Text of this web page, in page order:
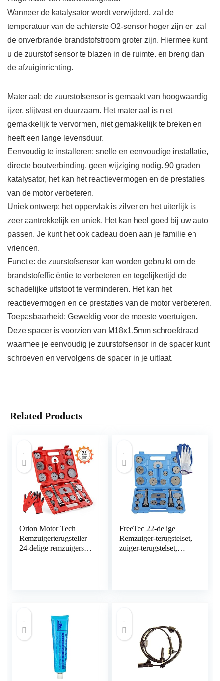
Wanneer de katalysator wordt verwijderd, zal de
temperatuur van de achterste O2-sensor hoger zijn en zal
de onverbrande brandstofstroom groter zijn. Hiermee kunt
u de zuurstof sensor te blazen in de ruimte, en breng dan
de afzuiginrichting.
Materiaal: de zuurstofsensor is gemaakt van hoogwaardig
ijzer, slijtvast en duurzaam. Het materiaal is niet
gemakkelijk te vervormen, niet gemakkelijk te breken en
heeft een lange levensduur.
Eenvoudig te installeren: snelle en eenvoudige installatie,
directe boutverbinding, geen wijziging nodig. 90 graden
katalysator, het kan het reactievermogen en de prestaties
van de motor verbeteren.
Uniek ontwerp: het oppervlak is zilver en het uiterlijk is
zeer aantrekkelijk en uniek. Het kan heel goed bij uw auto
passen. Je kunt het ook cadeau doen aan je familie en
vrienden.
Functie: de zuurstofsensor kan worden gebruikt om de
brandstofefficiëntie te verbeteren en tegelijkertijd de
schadelijke uitstoot te verminderen. Het kan het
reactievermogen en de prestaties van de motor verbeteren.
Toepasbaarheid: Geweldig voor de meeste voertuigen.
Deze spacer is voorzien van M18x1.5mm schroefdraad
waarmee je eenvoudig je zuurstofsensor in de spacer kunt
schroeven en vervolgens de spacer in je uitlaat.
Related Products
Orion Motor Tech
Remzuigerterugsteller
24-delige remzuigerset
FreeTec 22-delige
Remzuiger-terugstelset,
zuiger-terugstelset,